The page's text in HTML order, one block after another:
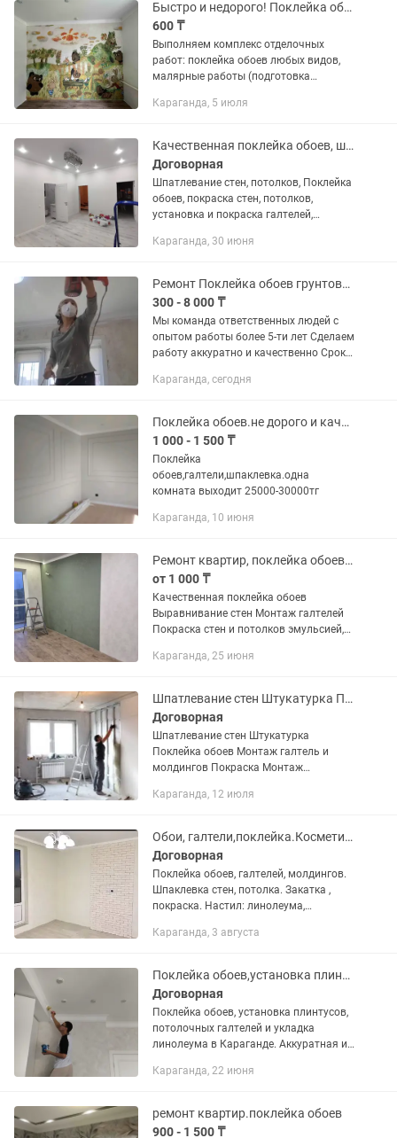
Быстро и недорого! Поклейка обоев, покраска, установка плинтусов, галтелей
600 ₸
Выполняем комплекс отделочных
работ: поклейка обоев любых видов,
малярные работы (подготовка
и потолков), установка плинтусов,
Караганда, 5 июля
Качественная поклейка обоев, шпаклевание и покраска стен.
Договорная
Шпатлевание стен, потолков, Поклейка
обоев, покраска стен, потолков,
установка и покраска галтелей,
линолеума.
Караганда, 30 июня
Ремонт Поклейка обоев грунтовка покраска молдинг галтели фотообои
300 - 8 000 ₸
Мы команда ответственных людей с
опытом работы более 5-ти лет Сделаем
работу аккуратно и качественно Срок в
БОНУС от нас: Назовите имя мастера
Караганда, сегодня
Поклейка обоев.не дорого и качественно
1 000 - 1 500 ₸
Поклейка
обоев,галтели,шпаклевка.одна
комната выходит 25000-30000тг
Караганда, 10 июня
Ремонт квартир, поклейка обоев, отделочные работы, перекраска мебели
от 1 000 ₸
Качественная поклейка обоев
Выравнивание стен Монтаж галтелей
Покраска стен и потолков эмульсией,
Декор штукатурка Другие работы по
Караганда, 25 июня
Шпатлевание стен Штукатурка Поклейка обоев Монтаж галтель и мoлдингов
Договорная
Шпатлевание стен Штукатурка
Поклейка обоев Монтаж галтель и
мoлдингов Покраска Монтаж
гардин и кронштейн для ТВ. и т.п. а
Караганда, 12 июля
Обои, галтели,поклейка.Косметический ремонт.
Договорная
Поклейка обоев, галтелей, мoлдингов.
Шпаклевка стен, потолка. Закатка ,
покраска. Настил: линолеума,
Монтаж : декор плитки, ТV зоны,
Караганда, 3 августа
Поклейка обоев,установка плинтусов ,потолочных галтелей и укладка линолеума
Договорная
Поклейка обоев, установка плинтусов,
потолочных галтелей и укладка
линолеума в Караганде. Аккуратная и
Помогу с выбором материалов.
Караганда, 22 июня
ремонт квартир.поклейка обоев
900 - 1 500 ₸